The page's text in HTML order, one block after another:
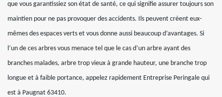
que vous garantissiez son état de santé, ce qui signifie assurer toujours son
maintien pour ne pas provoquer des accidents. Ils peuvent créent eux-
mêmes des espaces verts et vous donne aussi beaucoup d’avantages. Si
l’un de ces arbres vous menace tel que le cas d’un arbre ayant des
branches malades, arbre trop vieux à grande hauteur, une branche trop
longue et à faible portance, appelez rapidement Entreprise Peringale qui
est à Paugnat 63410.